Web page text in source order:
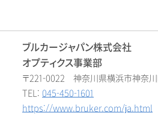
ブルカージャパン株式会社
オプティクス事業部
〒221-0022 神奈川県横浜市神奈
TEL: 045-450-1601
https://www.bruker.com/ja.html